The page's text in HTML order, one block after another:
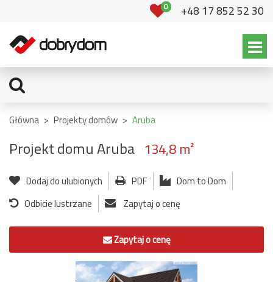
0 +48 17 852 52 30
Główna > Projekty domów > Aruba
Projekt domu Aruba 134,8 m²
Dodaj do ulubionych PDF
Dom to Dom
Odbicie lustrzane
Zapytaj o cenę
Zapytaj o cenę